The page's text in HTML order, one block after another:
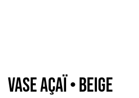
VASE AÇAÏ • Beige